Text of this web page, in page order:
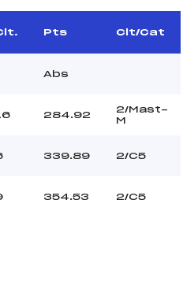
Pts Clt/Cat
Abs
284.92
2/Mast-
M
339.89 2/C5
354.53 2/C5